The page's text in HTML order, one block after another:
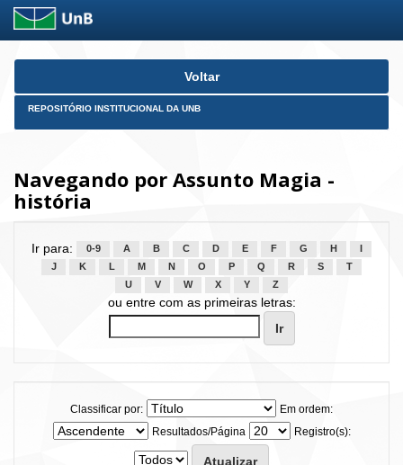
Skip
Voltar
REPOSITÓRIO INSTITUCIONAL DA UNB
Navegando por Assunto Magia -
história
Ir para: 0-9 A B C D E F G H
J
K L M N O P Q R S
T
U
V W X Y Z
ou entre com as primeiras letras:
Classificar por:
Em ordem:
Resultados/Página
Registro(s):